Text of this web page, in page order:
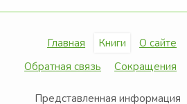
Главная Книги
О сайте
Обратная связь
Сокращения
Представленная информация